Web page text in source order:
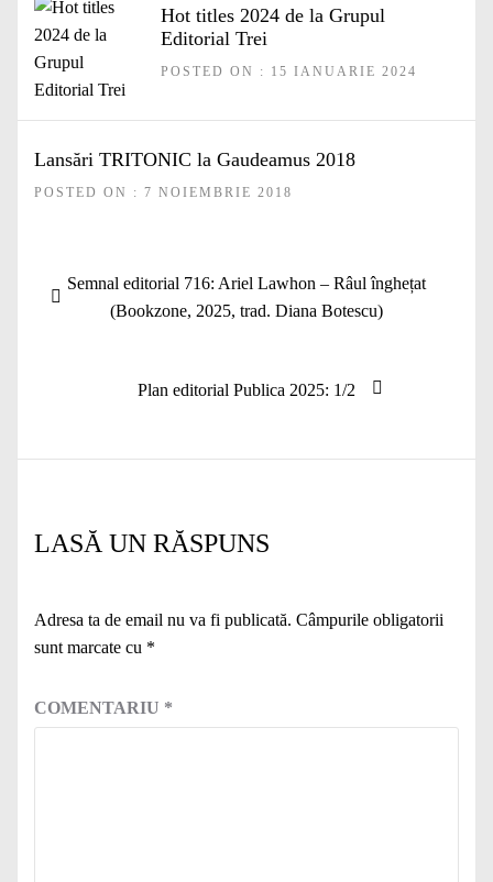
Hot titles 2024 de la Grupul
Editorial Trei
POSTED ON : 15 IANUARIE 2024
Lansări TRITONIC la Gaudeamus 2018
POSTED ON : 7 NOIEMBRIE 2018
în
Articolul
anterior:
Semnal editorial 716: Ariel Lawhon – Râul înghețat
(Bookzone, 2025, trad. Diana Botescu)
Articolul
Plan editorial Publica 2025: 1/2
LASĂ UN RĂSPUNS
Adresa ta de email nu va fi publicată. Câmpurile obligatorii
sunt marcate cu *
COMENTARIU *